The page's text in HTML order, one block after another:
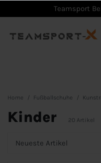
Teamsport
Home Fußballschuhe
Kinder 20 Artikel